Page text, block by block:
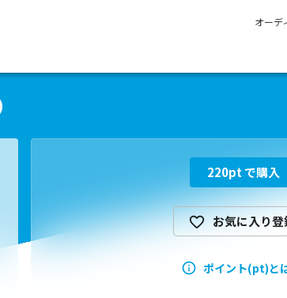
オーデ
220pt で購入
お気に入り登
ポイント(pt)と